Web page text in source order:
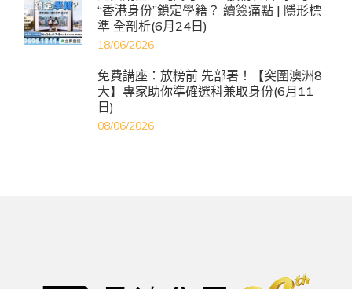
“香港身份”鎖定學籍？ 續簽痛點 | 隱形標
準 全剖析(6月24日)
18/06/2026
免費講座：放榜前 先部署！【突圍澳洲8
大】專家助你準確選科兼取身份(6月11
日)
08/06/2026